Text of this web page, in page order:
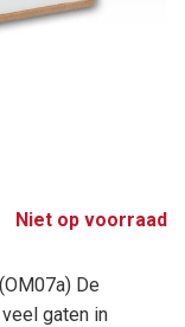
Niet op voorraad
De
gaten in